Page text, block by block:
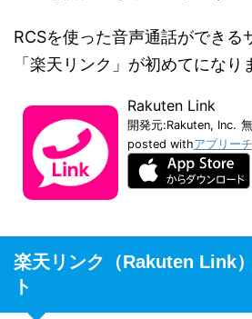
RCSを使った音声通話ができる
「楽天リンク」が初めてになり
Rakuten Link
開発元:Rakuten, Inc.
posted withアプリーチ
楽天リンク（Rakuten Link
ト